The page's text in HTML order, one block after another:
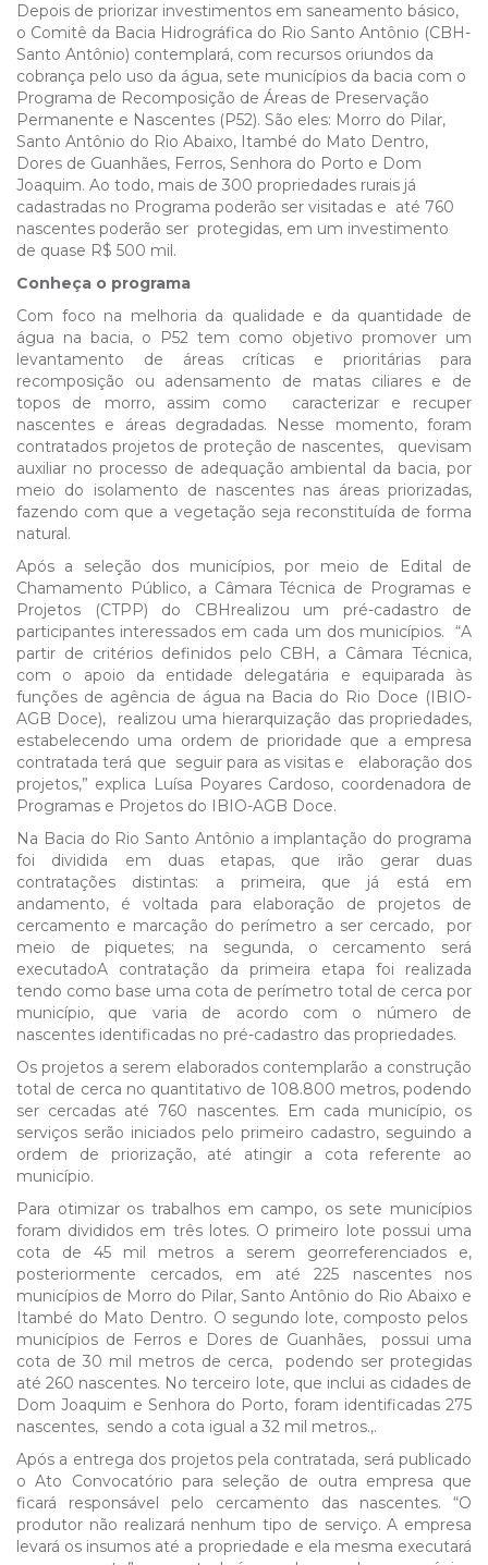
Depois de priorizar investimentos em saneamento básico,
o Comitê da Bacia Hidrográfica do Rio Santo Antônio (CBH-
Santo Antônio) contemplará, com recursos oriundos da
cobrança pelo uso da água, sete municípios da bacia com o
Programa de Recomposição de Áreas de Preservação
Permanente e Nascentes (P52). São eles: Morro do Pilar,
Santo Antônio do Rio Abaixo, Itambé do Mato Dentro,
Dores de Guanhães, Ferros, Senhora do Porto e Dom
Joaquim. Ao todo, mais de 300 propriedades rurais já
cadastradas no Programa poderão ser visitadas e até 760
nascentes poderão ser protegidas, em um investimento
de quase R$ 500 mil.
Conheça o programa
Com foco na melhoria da qualidade e da quantidade de
água na bacia, o P52 tem como objetivo promover um
levantamento de áreas críticas e prioritárias para
recomposição ou adensamento de matas ciliares e de
topos de morro, assim como caracterizar e recuper
nascentes e áreas degradadas. Nesse momento, foram
contratados projetos de proteção de nascentes, quevisam
auxiliar no processo de adequação ambiental da bacia, por
meio do isolamento de nascentes nas áreas priorizadas,
fazendo com que a vegetação seja reconstituída de forma
natural.
Após a seleção dos municípios, por meio de Edital de
Chamamento Público, a Câmara Técnica de Programas e
Projetos (CTPP) do CBHrealizou um pré-cadastro de
participantes interessados em cada um dos municípios. “A
partir de critérios definidos pelo CBH, a Câmara Técnica,
com o apoio da entidade delegatária e equiparada às
funções de agência de água na Bacia do Rio Doce (IBIO-
AGB Doce), realizou uma hierarquização das propriedades,
estabelecendo uma ordem de prioridade que a empresa
contratada terá que seguir para as visitas e elaboração dos
projetos,” explica Luísa Poyares Cardoso, coordenadora de
Programas e Projetos do IBIO-AGB Doce.
Na Bacia do Rio Santo Antônio a implantação do programa
foi dividida em duas etapas, que irão gerar duas
contratações distintas: a primeira, que já está em
andamento, é voltada para elaboração de projetos de
cercamento e marcação do perímetro a ser cercado, por
meio de piquetes; na segunda, o cercamento será
executadoA contratação da primeira etapa foi realizada
tendo como base uma cota de perímetro total de cerca por
município, que varia de acordo com o número de
nascentes identificadas no pré-cadastro das propriedades.
Os projetos a serem elaborados contemplarão a construção
total de cerca no quantitativo de 108.800 metros, podendo
ser cercadas até 760 nascentes. Em cada município, os
serviços serão iniciados pelo primeiro cadastro, seguindo a
ordem de priorização, até atingir a cota referente ao
município.
Para otimizar os trabalhos em campo, os sete municípios
foram divididos em três lotes. O primeiro lote possui uma
cota de 45 mil metros a serem georreferenciados e,
posteriormente cercados, em até 225 nascentes nos
municípios de Morro do Pilar, Santo Antônio do Rio Abaixo e
Itambé do Mato Dentro. O segundo lote, composto pelos
municípios de Ferros e Dores de Guanhães, possui uma
cota de 30 mil metros de cerca, podendo ser protegidas
até 260 nascentes. No terceiro lote, que inclui as cidades de
Dom Joaquim e Senhora do Porto, foram identificadas 275
nascentes, sendo a cota igual a 32 mil metros.,.
Após a entrega dos projetos pela contratada, será publicado
o Ato Convocatório para seleção de outra empresa que
ficará responsável pelo cercamento das nascentes. “O
produtor não realizará nenhum tipo de serviço. A empresa
levará os insumos até a propriedade e ela mesma executará